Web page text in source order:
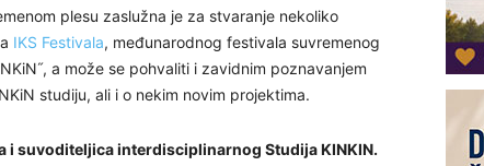
plesu zaslužna je za stvaranje nekoliko
IKS Festivala, međunarodnog festivala suvremenog
a može se pohvaliti i zavidnim poznavanjem
studiju, ali i o nekim novim projektima.
i suvoditeljica interdisciplinarnog Studija KINKIN.